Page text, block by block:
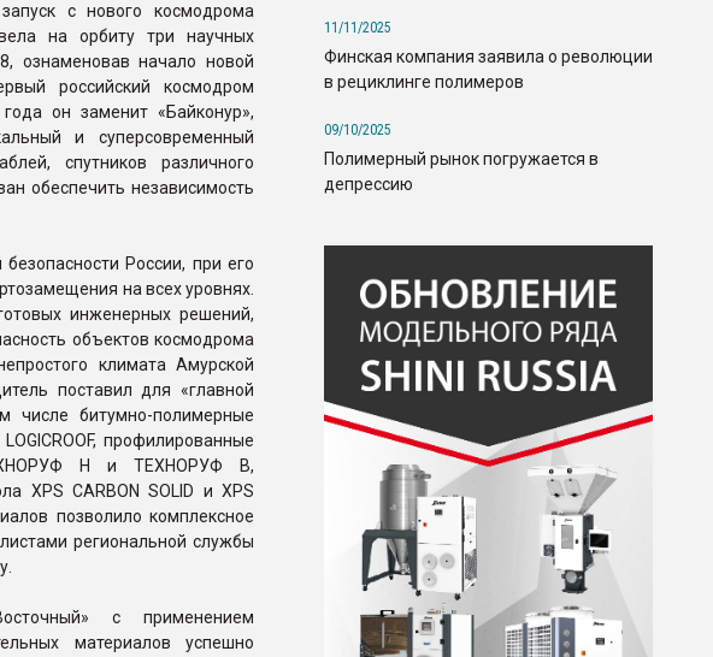
с нового космодрома
на орбиту три научных
ознаменовав начало новой
российский космодром
он заменит «Байконур»,
и суперсовременный
спутников различного
обеспечить независимость
России, при его
на всех уровнях.
инженерных решений,
объектов космодрома
климата Амурской
поставил для «главной
числе битумно-полимерные
профилированные
Н и ТЕХНОРУФ В,
XPS CARBON SOLID и XPS
позволило комплексное
региональной службы
с применением
материалов успешно
11/11/2025
Финская компания заявила о революции
в рециклинге полимеров
09/10/2025
Полимерный рынок погружается в
депрессию